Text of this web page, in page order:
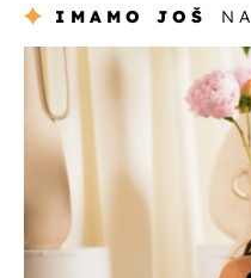
IMAMO JOŠ
moda & ljepota